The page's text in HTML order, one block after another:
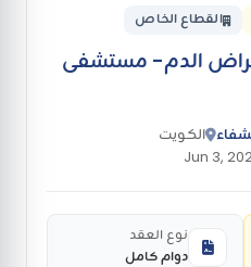
القطاع الخاص
الدم- مستشفى
الكويت
دوام كامل
نوع العقد